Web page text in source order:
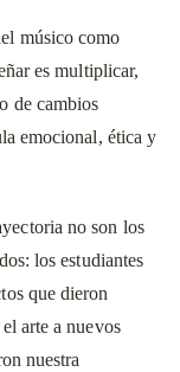
músico como
es multiplicar,
de cambios
emocional, ética y
no son los
los estudiantes
que dieron
arte a nuevos
nuestra